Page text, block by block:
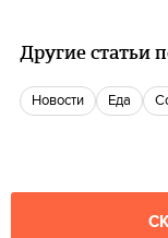
Другие статьи
новости еда